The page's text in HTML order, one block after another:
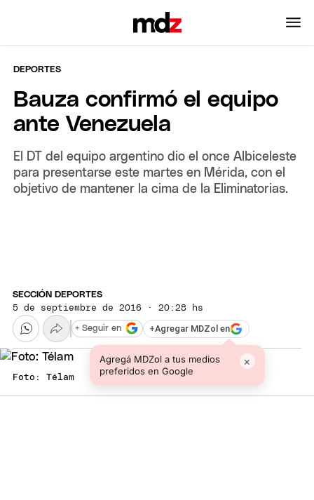
DEPORTES
Bauza confirmó el equipo
ante Venezuela
El DT del equipo argentino dio el once Albiceleste
para presentarse este martes en Mérida, con el
objetivo de mantener la cima de la Eliminatorias.
SECCIÓN DEPORTES
5 de septiembre de 2016 · 20:28 hs
+Agregar MDZol en
Agregá MDZol a tus medios
preferidos en Google
×
+ Seguir en
Foto: Télam